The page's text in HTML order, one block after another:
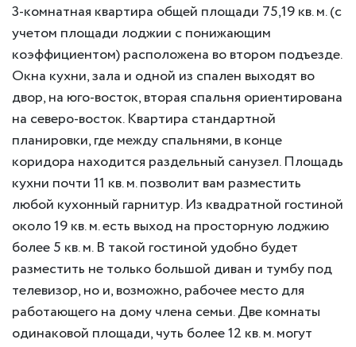
3-комнатная квартира общей площади 75,19 кв. м. (с
учетом площади лоджии с понижающим
коэффициентом) расположена во втором подъезде.
Окна кухни, зала и одной из спален выходят во
двор, на юго-восток, вторая спальня ориентирована
на северо-восток. Квартира стандартной
планировки, где между спальнями, в конце
коридора находится раздельный санузел. Площадь
кухни почти 11 кв. м. позволит вам разместить
любой кухонный гарнитур. Из квадратной гостиной
около 19 кв. м. есть выход на просторную лоджию
более 5 кв. м. В такой гостиной удобно будет
разместить не только большой диван и тумбу под
телевизор, но и, возможно, рабочее место для
работающего на дому члена семьи. Две комнаты
одинаковой площади, чуть более 12 кв. м. могут